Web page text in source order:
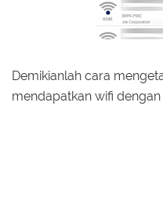
Demikianlah cara
mendapatkan wifi